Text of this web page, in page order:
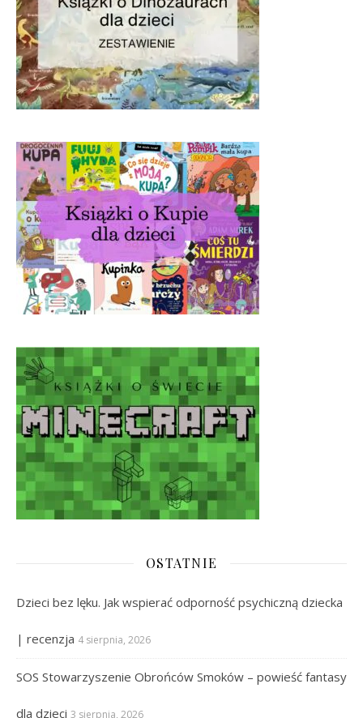
OSTATNIE
Dzieci bez lęku. Jak wspierać odporność psychiczną dziecka
| recenzja 4 sierpnia, 2026
SOS Stowarzyszenie Obrońców Smoków – powieść fantasy
dla dzieci 3 sierpnia, 2026